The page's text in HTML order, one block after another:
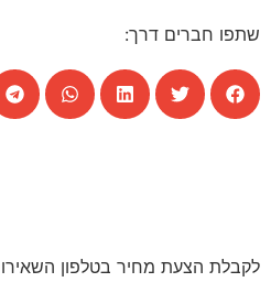
שתפו חברים דרך:
לקבלת הצעת מחיר בטלפון